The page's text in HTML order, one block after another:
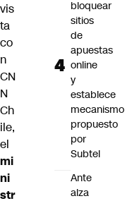
vis
ta
co
n
CN
N
Ch
ile,
el
mi
ni
str
bloquear
sitios
de
apuestas
online
y
establece
mecanismo
propuesto
por
Subtel
Ante
alza